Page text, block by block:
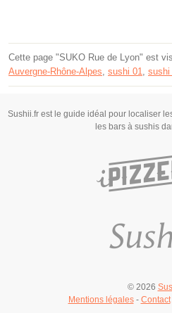
Cette page "SUKO Rue de Lyon" est
Auvergne-Rhône-Alpes sushi 01 sushi
Sushii.fr est le guide idéal pour localiser
les bars à sushis
© 2026
Mentions légales- Contact